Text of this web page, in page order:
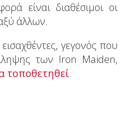
είναι διαθέσιμοι οι
άλλων.
γεγονός που
των Iron Maiden,
τοποθετηθεί.